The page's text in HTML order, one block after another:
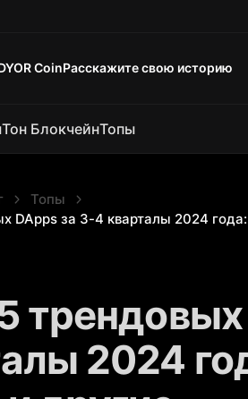
CoinРасскажите свою историю
Тон БлокчейнТопы
Топы
DApps за 3-4 кварталы 2024
2024